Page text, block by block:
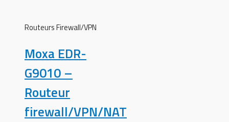
Routeurs Firewall/VPN
Moxa EDR-
G9010 –
Routeur
firewall/VPN/NAT